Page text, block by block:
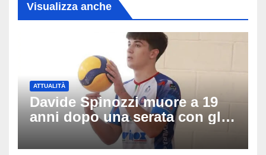
Visualizza anche
ATTUALITÀ
Davide Spinozzi muore a 19
anni dopo una serata con gli
amici: il mistero dello
schianto senza frenata